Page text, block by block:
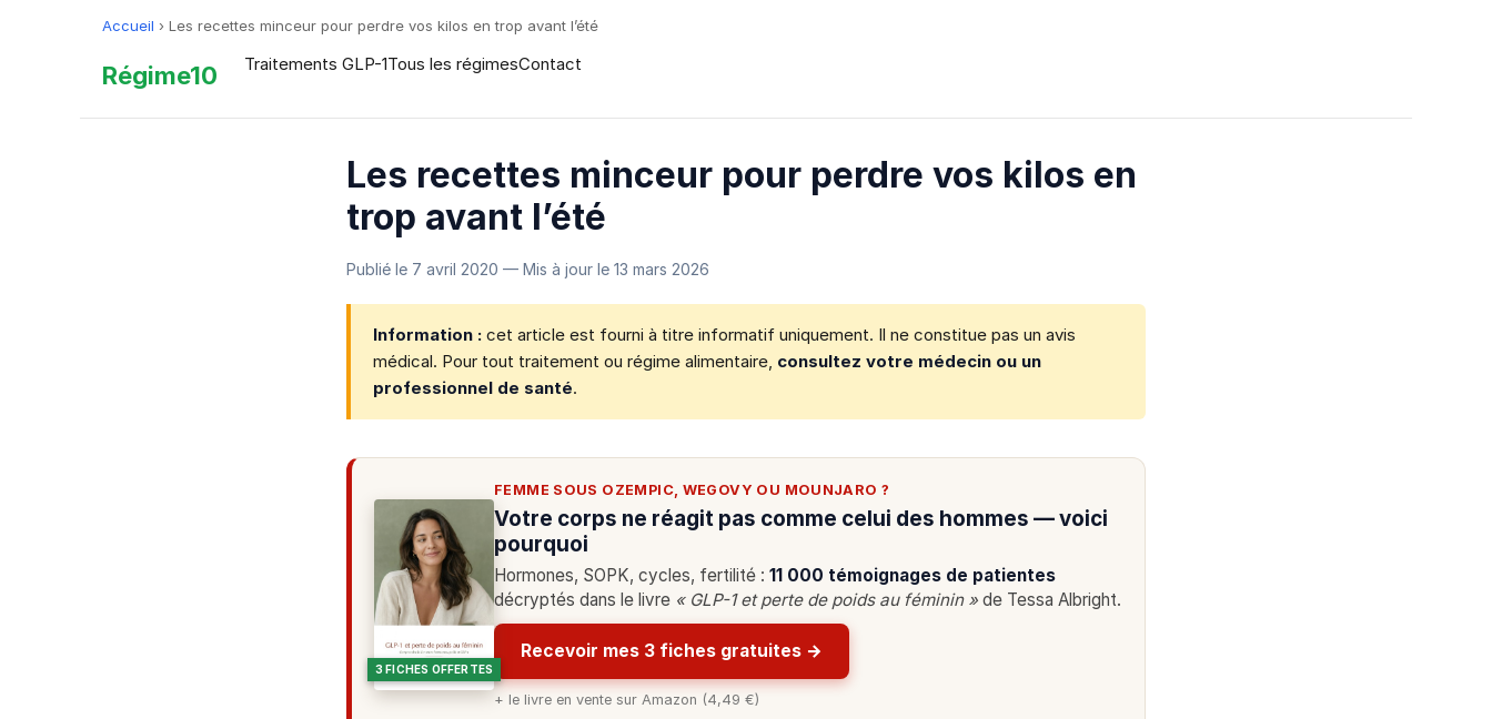
Accueil › Les recettes minceur pour perdre vos kilos en trop avant l’été
Régime10 Traitements GLP-1Tous les régimesContact
Les recettes minceur pour perdre vos kilos en
trop avant l’été
Publié le 7 avril 2020 — Mis à jour le 13 mars 2026
Information : cet article est fourni à titre informatif uniquement. Il ne constitue pas un avis
médical. Pour tout traitement ou régime alimentaire, consultez votre médecin ou un
professionnel de santé.
3 FICHES OFFERTES
FEMME SOUS OZEMPIC, WEGOVY OU MOUNJARO ?
Votre corps ne réagit pas comme celui des hommes — voici
pourquoi
Hormones, SOPK, cycles, fertilité : 11 000 témoignages de patientes
décryptés dans le livre « GLP-1 et perte de poids au féminin » de Tessa Albright.
Recevoir mes 3 fiches gratuites →
+ le livre en vente sur Amazon (4,49 €)